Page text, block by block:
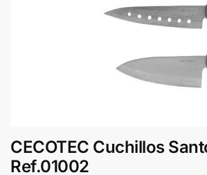
CECOTEC Cuchillos
Ref.01002